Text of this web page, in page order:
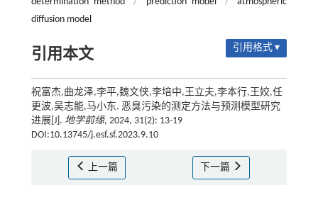
diffusion model
引用本文 引用格式 ▾
祝富杰,曲龙泽,李平,魏文侠,李培中,王立夫,李本行,王姣,任
更波,吴志能,马小东. 恶臭污染的测定方法与预测模型研究
进展[J]. 地学前缘, 2024, 31(2): 13-19
DOI:10.13745/j.esf.sf.2023.9.10
上一篇 下一篇